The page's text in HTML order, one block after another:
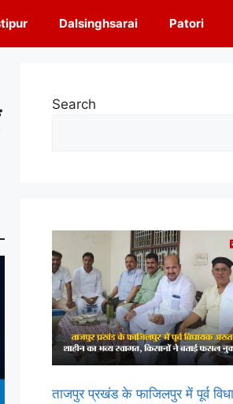
Dalsinghsarai Patori
Search
ताजपुर प्रखंड के फाजिलपुर में पूर्व